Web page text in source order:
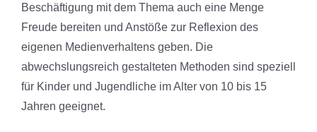
Beschäftigung mit dem Thema auch eine Menge
Freude bereiten und Anstöße zur Reflexion des
eigenen Medienverhaltens geben. Die
abwechslungsreich gestalteten Methoden sind speziell
für Kinder und Jugendliche im Alter von 10 bis 15
Jahren geeignet.